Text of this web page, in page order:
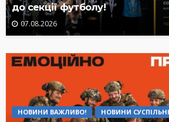
до секції футболу!
07.08.2026
НОВИНИ ВАЖЛИВО! НОВИНИ СУСПІЛЬНІ